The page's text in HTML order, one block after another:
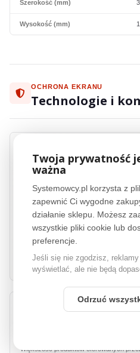
Szerokość (mm)
Wysokość (mm)
OCHRONA EKRANU
Technologie i
3M™COMPLY™
3M™COMPLY™ Adhesive Strips to
prywatyzujących, który zapewnia
codziennym użytkowaniu. Dzięki
klejących, instalacja i demontaż filtrów
jednocześnie gwarantując ich stabilne i
3M™COMPLY™ Adhesive Strips to
względu na częstotliwość montowania i
rozwiązanie dla użytkowników, którzy
Większość produktów oferowanych
Twoja prywatność
ważna
Systemowcy.pl korzysta z
zapewnić Ci wygodne
działanie sklepu. Możesz
wszystkie pliki cookie lub
preferencje.
Jeśli się nie zgodzisz,
wyświetlać, ale nie będą
Odrzuć